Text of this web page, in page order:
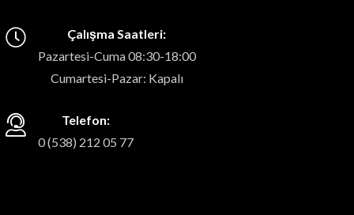
Çalışma Saatleri:
Pazartesi-Cuma 08:30-18:00
Cumartesi-Pazar: Kapalı
Telefon:
0 (538) 212 05 77